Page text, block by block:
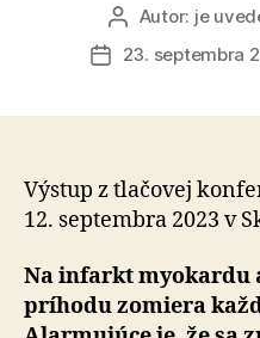
Autor
článku
Autor: je
Dátum23. septembra
Výstup z tlačovej
12. septembra 2023 v
Na infarkt myokardu
príhodu zomiera